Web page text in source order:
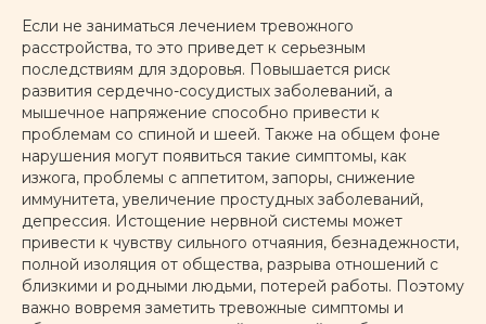
Если не заниматься лечением тревожного
расстройства, то это приведет к серьезным
последствиям для здоровья. Повышается риск
развития сердечно-сосудистых заболеваний, а
мышечное напряжение способно привести к
проблемам со спиной и шеей. Также на общем фоне
нарушения могут появиться такие симптомы, как
изжога, проблемы с аппетитом, запоры, снижение
иммунитета, увеличение простудных заболеваний,
депрессия. Истощение нервной системы может
привести к чувству сильного отчаяния, безнадежности,
полной изоляция от общества, разрыва отношений с
близкими и родными людьми, потерей работы. Поэтому
важно вовремя заметить тревожные симптомы и